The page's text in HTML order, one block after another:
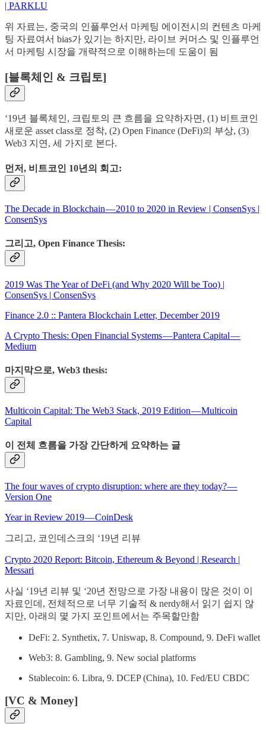
| PARKLU
위 자료는, 중국의 인플루언서 마케팅 에이전시의 컨텐츠 마케
팅 자료여서 bias가 있기는 하지만, 라이브 커머스 및 인플루언
서 마케팅 시장을 개략적으로 이해하는데 도움이 됨
[블록체인 & 크립토]
‘19년 블록체인, 크립토의 큰 흐름을 요약하자면, (1) 비트코인
새로운 asset class로 정착, (2) Open Finance (DeFi)의 부상, (3)
Web3 지연, 세 가지로 본다.
먼저, 비트코인 10년의 회고:
The Decade in Blockchain — 2010 to 2020 in Review | ConsenSys |
ConsenSys
그리고, Open Finance Thesis:
2019 Was The Year of DeFi (and Why 2020 Will be Too) |
ConsenSys | ConsenSys
Finance 2.0 :: Pantera Blockchain Letter, December 2019
A Crypto Thesis: Open Financial Systems — Pantera Capital —
Medium
마지막으로, Web3 thesis:
Multicoin Capital: The Web3 Stack, 2019 Edition — Multicoin
Capital
이 전체 흐름을 가장 간단하게 요약하는 글
The four waves of crypto disruption: where are they today? —
Version One
Year in Review 2019 — CoinDesk
그리고, 코인데스크의 ‘19년 리뷰
Crypto 2020 Report: Bitcoin, Ethereum & Beyond | Research |
Messari
사실 ‘19년 리뷰 및 ‘20년 전망으로 가장 내용이 많은 것이 이
자료인데, 전체적으로 너무 기술적 & nerdy해서 읽기 쉽지 않
지만, 아래의 몇 가지 포인트에서는 주목할만함
DeFi: 2. Synthetix, 7. Uniswap, 8. Compound, 9. DeFi wallet
Web3: 8. Gambling, 9. New social platforms
Stablecoin: 6. Libra, 9. DCEP (China), 10. Fed/EU CBDC
[VC & Money]